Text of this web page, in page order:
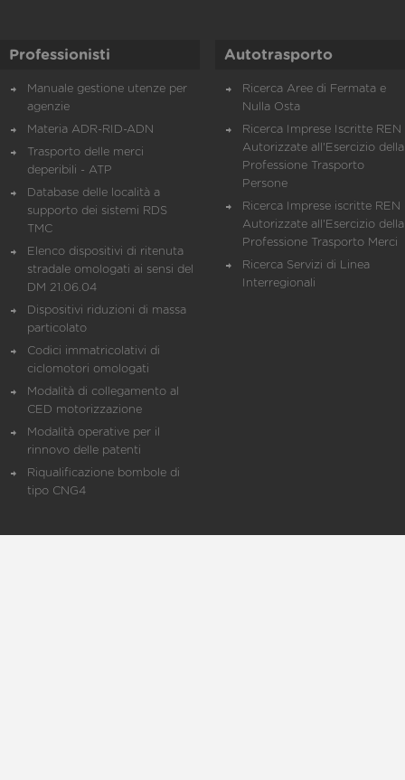
Professionisti
Manuale gestione utenze per
agenzie
Materia ADR-RID-ADN
Trasporto delle merci
deperibili - ATP
Database delle località a
supporto dei sistemi RDS
TMC
Elenco dispositivi di ritenuta
stradale omologati ai sensi del
DM 21.06.04
Dispositivi riduzioni di massa
particolato
Codici immatricolativi di
ciclomotori omologati
Modalità di collegamento al
CED motorizzazione
Modalità operative per il
rinnovo delle patenti
Riqualificazione bombole di
tipo CNG4
Autotrasporto
Ricerca Aree di Fermata e
Nulla Osta
Ricerca Imprese Iscritte REN
Autorizzate all'Esercizio della
Professione Trasporto
Persone
Ricerca Imprese iscritte REN
Autorizzate all'Esercizio della
Professione Trasporto Merci
Ricerca Servizi di Linea
Interregionali